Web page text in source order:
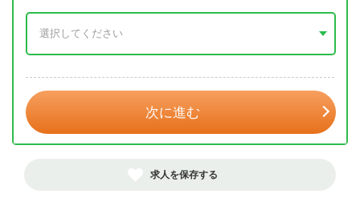
次に進む
求人を保存する